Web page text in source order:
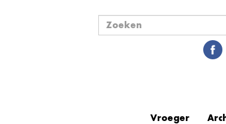
Zoekveld
Vroeger